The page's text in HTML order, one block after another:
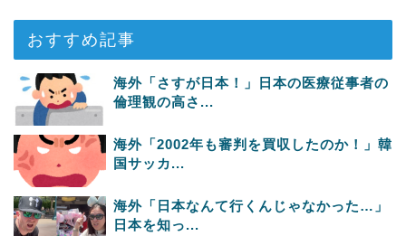
おすすめ記事
海外「さすが日本！」日本の医療従事者の
倫理観の高さ...
海外「2002年も審判を買収したのか！」韓
国サッカ...
海外「日本なんて行くんじゃなかった…」
日本を知っ...